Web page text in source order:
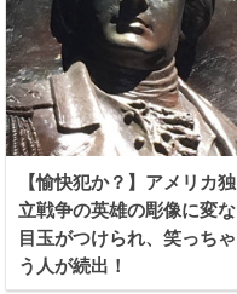
【愉快犯か？】アメリカ独
立戦争の英雄の彫像に変な
目玉がつけられ、笑っちゃ
う人が続出！